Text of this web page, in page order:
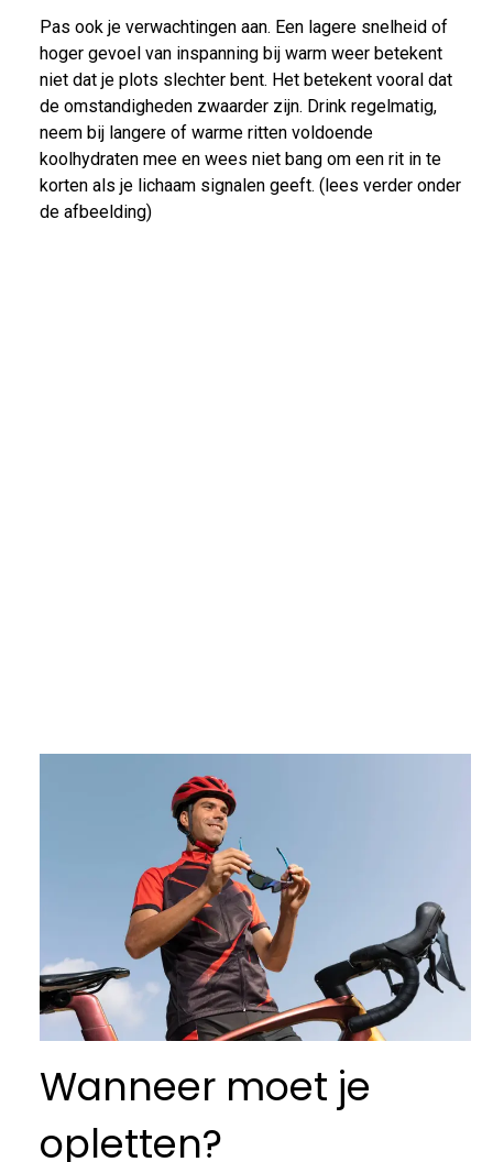
Pas ook je verwachtingen aan. Een lagere snelheid of
hoger gevoel van inspanning bij warm weer betekent
niet dat je plots slechter bent. Het betekent vooral dat
de omstandigheden zwaarder zijn. Drink regelmatig,
neem bij langere of warme ritten voldoende
koolhydraten mee en wees niet bang om een rit in te
korten als je lichaam signalen geeft. (lees verder onder
de afbeelding)
Wanneer moet je
opletten?